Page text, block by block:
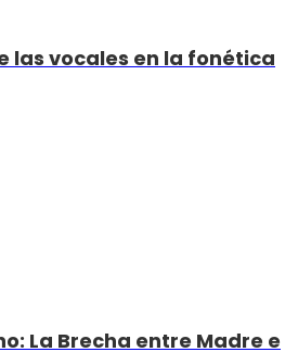
las vocales en la fonética
La Brecha entre Madre e